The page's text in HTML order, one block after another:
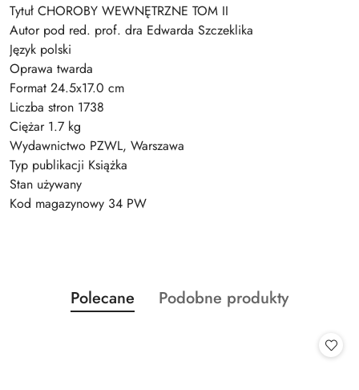
Tytuł CHOROBY WEWNĘTRZNE TOM II
Autor pod red. prof. dra Edwarda Szczeklika
Język polski
Oprawa twarda
Format 24.5x17.0 cm
Liczba stron 1738
Ciężar 1.7 kg
Wydawnictwo PZWL, Warszawa
Typ publikacji Książka
Stan używany
Kod magazynowy 34 PW
Pomiń karuzelę produktów
Produkty
o
Polecane
Produkty
Podobne produkty